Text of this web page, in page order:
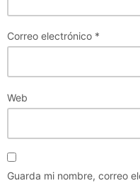
Correo electrónico *
Web
Guarda mi nombre, correo